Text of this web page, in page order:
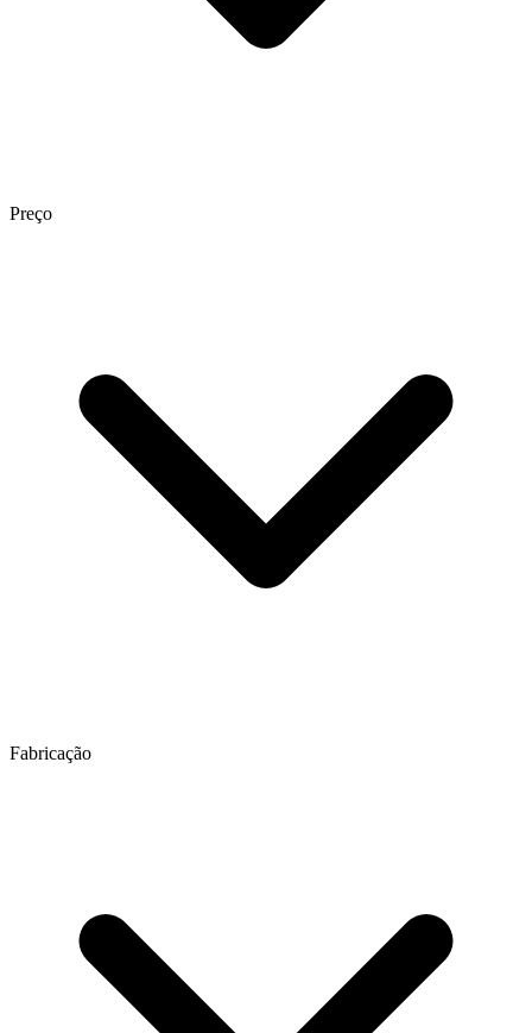
Preço
Fabricação